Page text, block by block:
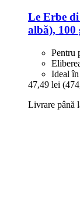
Le Erbe
albă), 100
Pentru
Ideal
47,49 lei
Livrare până